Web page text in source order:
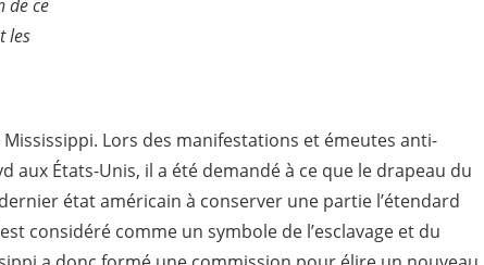
de ce
les
Lors des manifestations et émeutes anti-
aux États-Unis, il a été demandé à ce que le drapeau du
état américain à conserver une partie l’étendard
considéré comme un symbole de l’esclavage et du